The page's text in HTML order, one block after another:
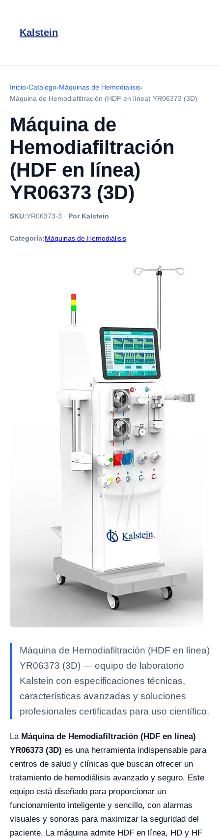
Kalstein
Inicio›Catálogo›Máquinas de Hemodiálisis›
Máquina de Hemodiafiltración (HDF en línea) YR06373 (3D)
Máquina de
Hemodiafiltración
(HDF en línea)
YR06373 (3D)
SKU:YR06373-3 · Por Kalstein
Categoría:Máquinas de Hemodiálisis
Máquina de Hemodiafiltración (HDF en línea)
YR06373 (3D) — equipo de laboratorio
Kalstein con especificaciones técnicas,
características avanzadas y soluciones
profesionales certificadas para uso científico.
La Máquina de Hemodiafiltración (HDF en línea)
YR06373 (3D) es una herramienta indispensable para
centros de salud y clínicas que buscan ofrecer un
tratamiento de hemodiálisis avanzado y seguro. Este
equipo está diseñado para proporcionar un
funcionamiento inteligente y sencillo, con alarmas
visuales y sonoras para maximizar la seguridad del
paciente. La máquina admite HDF en línea, HD y HF